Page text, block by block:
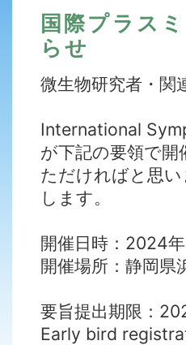
国際プラス
らせ
微生物研究者・関
International
が下記の要領で
ただければと思
します。
開催日時：2024
開催場所：静岡県
要旨提出期限：
Early bird